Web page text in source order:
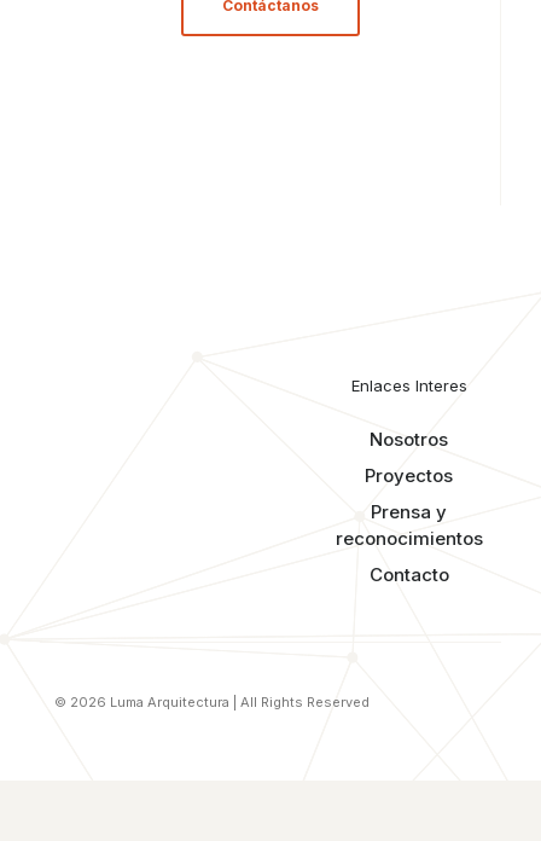
Contáctanos
Enlaces Interes
Nosotros
Proyectos
Prensa y
reconocimientos​
Contacto
© 2026 Luma Arquitectura | All Rights Reserved